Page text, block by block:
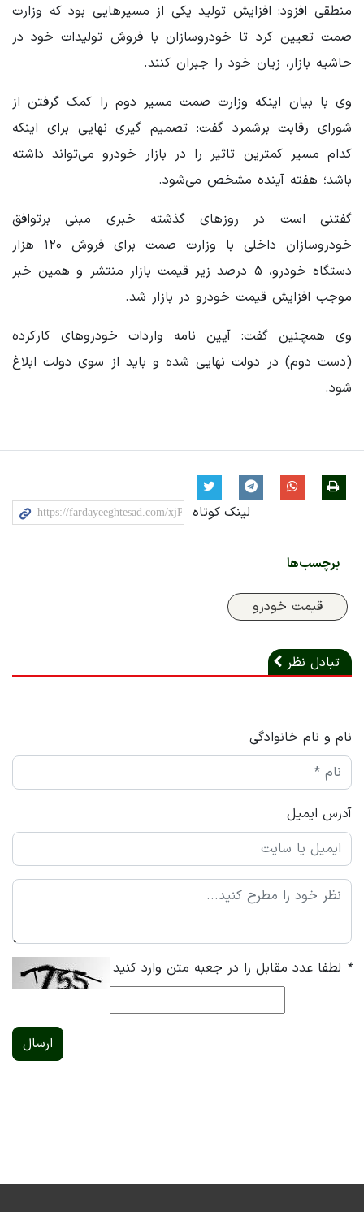
منطقی افزود: افزایش تولید یکی از مسیرهایی بود که وزارت
صمت تعیین کرد تا خودروسازان با فروش تولیدات خود در
حاشیه بازار، زیان خود را جبران کنند.
وی با بیان اینکه وزارت صمت مسیر دوم را کمک گرفتن از
شورای رقابت برشمرد گفت: تصمیم گیری نهایی برای اینکه
کدام مسیر کمترین تاثیر را در بازار خودرو می‌تواند داشته
باشد؛ هفته آینده مشخص می‌شود.
گفتنی است در روزهای گذشته خبری مبنی برتوافق
خودروسازان داخلی با وزارت صمت برای فروش ۱۲۰ هزار
دستگاه خودرو، ۵ درصد زیر قیمت بازار منتشر و همین خبر
موجب افزایش قیمت خودرو در بازار شد.
وی همچنین گفت: آیین نامه واردات خودروهای کارکرده
(دست دوم) در دولت نهایی شده و باید از سوی دولت ابلاغ
شود.
لینک کوتاه
برچسب‌ها
قیمت خودرو
تبادل نظر
نام و نام خانوادگی
آدرس ایمیل
* لطفا عدد مقابل را در جعبه متن وارد کنید
ارسال